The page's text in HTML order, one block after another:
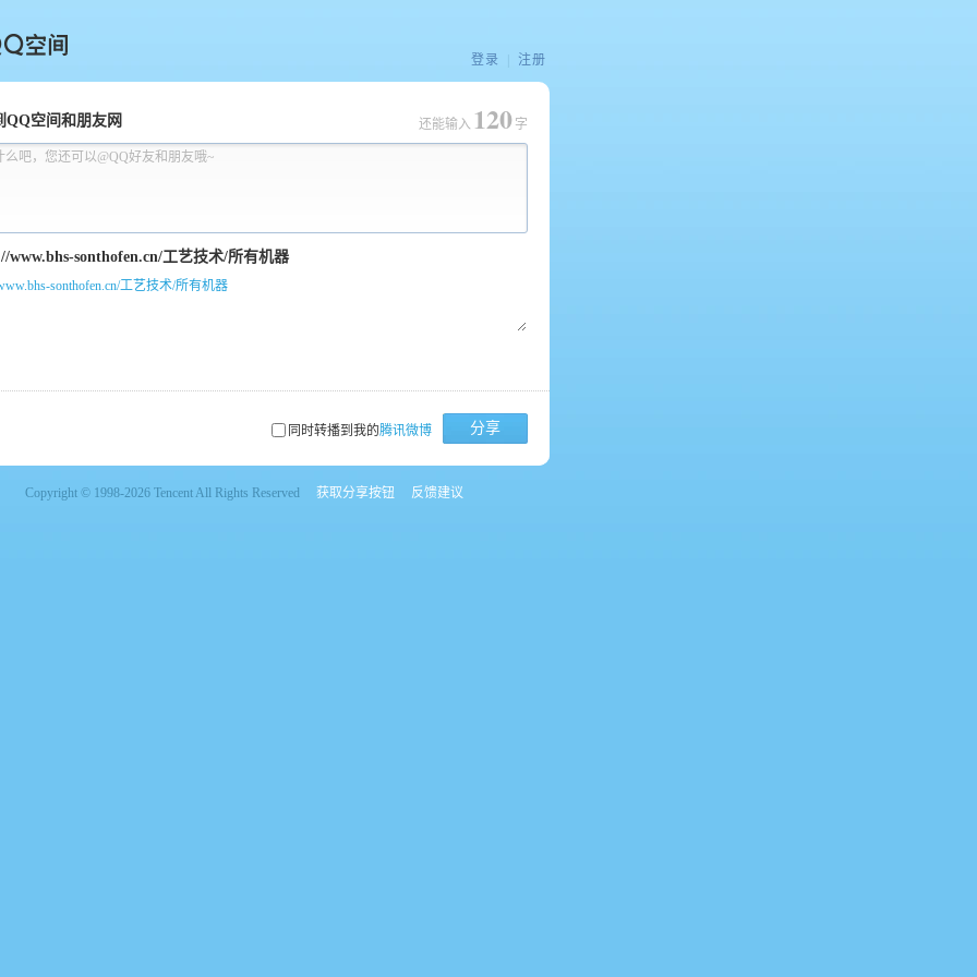
间
登录 注册
QQ空间和朋友网
么吧，您还可以@QQ好友和朋友哦~
还能输入 120 字
sonthofen.cn/工艺技术/所有机器
同时转播到我的腾讯微博 分享
Copyright © 1998-2026 Tencent All Rights Reserved 获取分享按钮 反馈建议